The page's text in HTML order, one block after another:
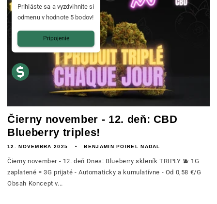
Čierny november - 12. deň: CBD
Blueberry triples!
12. NOVEMBRA 2025 BENJAMIN POIREL NADAL
Čierny november - 12. deň Dnes: Blueberry skleník TRIPLY 🫐 1G
zaplatené = 3G prijaté - Automaticky a kumulatívne - Od 0,58 €/G
Obsah Koncept v...
Prihláste sa a vyzdvihnite si
odmenu v hodnote 5 bodov!
Pripojenie